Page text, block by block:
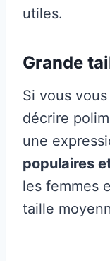
utiles.
Grande
Si vous
décrire
une
populaires
les femmes
taille